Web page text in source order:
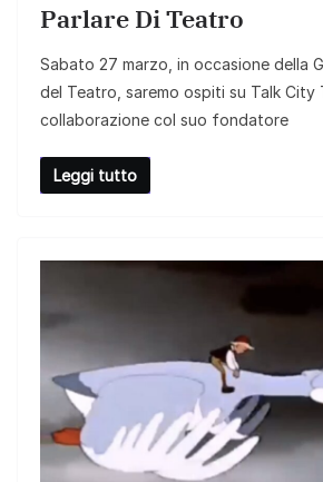
Parlare Di Teatro
Sabato 27 marzo, in occasione della
del Teatro, saremo ospiti su Talk City
collaborazione col suo fondatore
Leggi tutto